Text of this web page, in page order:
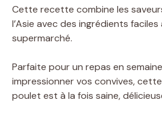
Cette recette combine les
l’Asie avec des ingrédients
supermarché.
Parfaite pour un repas en
impressionner vos convives,
poulet est à la fois saine,